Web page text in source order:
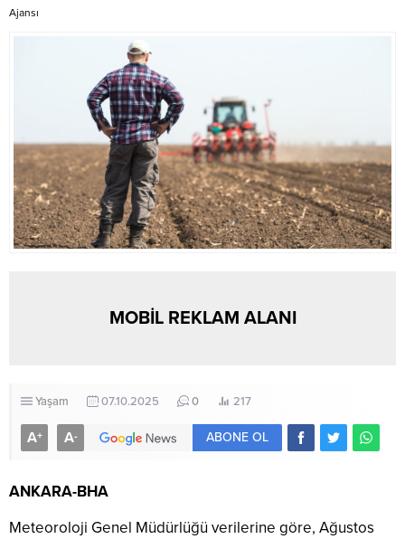
Ajansı
MOBİL REKLAM ALANI
Yaşam 07.10.2025 0 217
A+ A- ABONE OL
ANKARA-BHA
Meteoroloji Genel Müdürlüğü verilerine göre, Ağustos